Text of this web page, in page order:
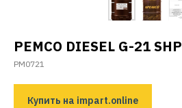
PEMCO DIESEL G-21
PM0721
Купить на impart.online